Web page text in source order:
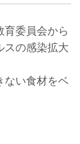
委員会から
スの感染拡大
ない食材をベ